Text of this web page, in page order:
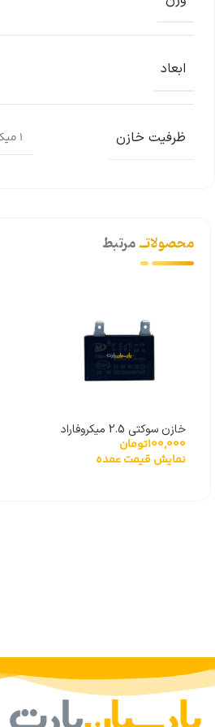
ابعاد
ظرفیت خازن 1 میکروفاراد
محصولاتــمرتبط
خازن سوکتی 2.5 میکروفاراد
100,000تومان
نمایش قیمت عمده